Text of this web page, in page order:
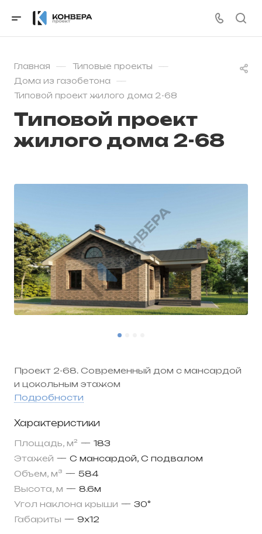
Главная — Типовые проекты —
Дома из газобетона —
Типовой проект жилого дома 2-68
Типовой проект
жилого дома 2-68
Проект 2-68. Современный дом с мансардой
и цокольным этажом
Подробности
Характеристики
Площадь, м² — 183
Этажей — С мансардой, С подвалом
Объем, м³ — 584
Высота, м — 8.6м
Угол наклона крыши — 30°
Габариты — 9х12